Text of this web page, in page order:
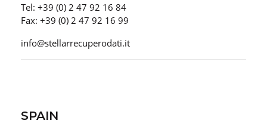
Tel: +39 (0) 2 47 92 16 84
Fax: +39 (0) 2 47 92 16 99
info@stellarrecuperodati.it
SPAIN